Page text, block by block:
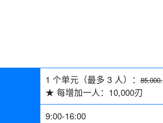
1 个单元（最多 3 人）： 85,000.
★ 每增加一人： 10,000刃
9:00-16:00